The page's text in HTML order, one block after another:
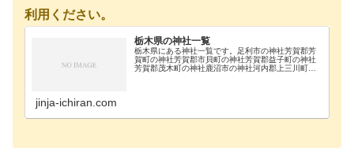
利用ください。
栃木県の神社一覧
栃木県にある神社一覧です。足利市の神社芳賀郡芳
賀町の神社芳賀郡市貝町の神社芳賀郡益子町の神社
芳賀郡茂木町の神社鹿沼市の神社河内郡上三川町の
jinja-ichiran.com